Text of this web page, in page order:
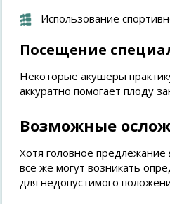
Использование
Посещение
Некоторые акушеры
аккуратно помогает плоду
Возможные
Хотя головное
все же могут возникать
для недопустимого